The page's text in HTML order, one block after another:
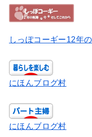
しっぽコーギー12年
にほんブログ村
にほんブログ村